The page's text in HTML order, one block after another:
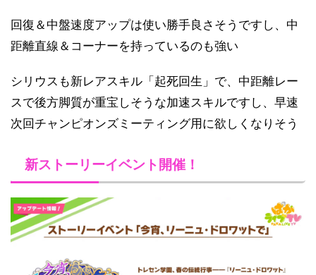
回復＆中盤速度アップは使い勝手良さそうですし、中
距離直線＆コーナーを持っているのも強い
シリウスも新レアスキル「起死回生」で、中距離レー
スで後方脚質が重宝しそうな加速スキルですし、早速
次回チャンピオンズミーティング用に欲しくなりそう
新ストーリーイベント開催！